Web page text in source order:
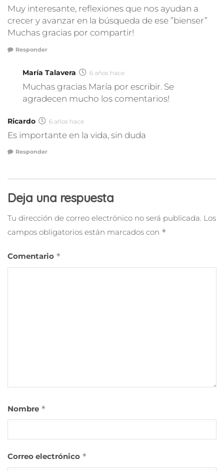
Muy interesante, reflexiones que nos ayudan a
crecer y avanzar en la búsqueda de ese ”bienser”
Muchas gracias por compartir!
Responder
María Talavera 6 años hace
Muchas gracias María por escribir. Se
agradecen mucho los comentarios!
Ricardo 6 años hace
Es importante en la vida, sin duda
Responder
Deja una respuesta
Tu dirección de correo electrónico no será publicada. Los
campos obligatorios están marcados con *
Comentario *
Nombre *
Correo electrónico *